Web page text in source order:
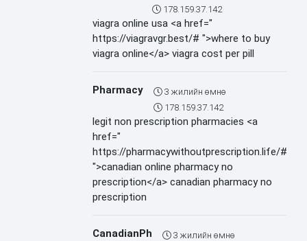
178.159.37.142
viagra online usa <a href="
https://viagravgr.best/# ">where to buy
viagra online</a> viagra cost per pill
Pharmacy
3 жилийн өмнө
178.159.37.142
legit non prescription pharmacies <a
href="
https://pharmacywithoutprescription.life/#
">canadian online pharmacy no
prescription</a> canadian pharmacy no
prescription
CanadianPh
3 жилийн өмнө